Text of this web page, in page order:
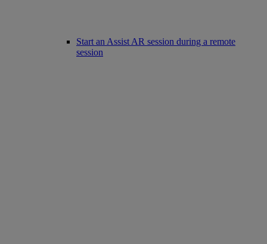
Start an Assist AR session during a remote
session